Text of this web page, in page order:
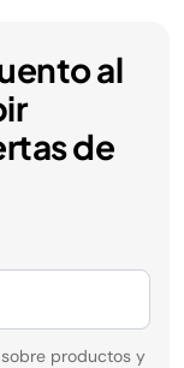
al
de
productos y